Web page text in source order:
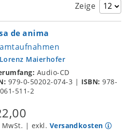
Zeige
de anima
Lorenz Maierhofer
Audio-CD
979-0-50202-074-3 | ISBN:978-
511-2
| exkl. Versandkosten